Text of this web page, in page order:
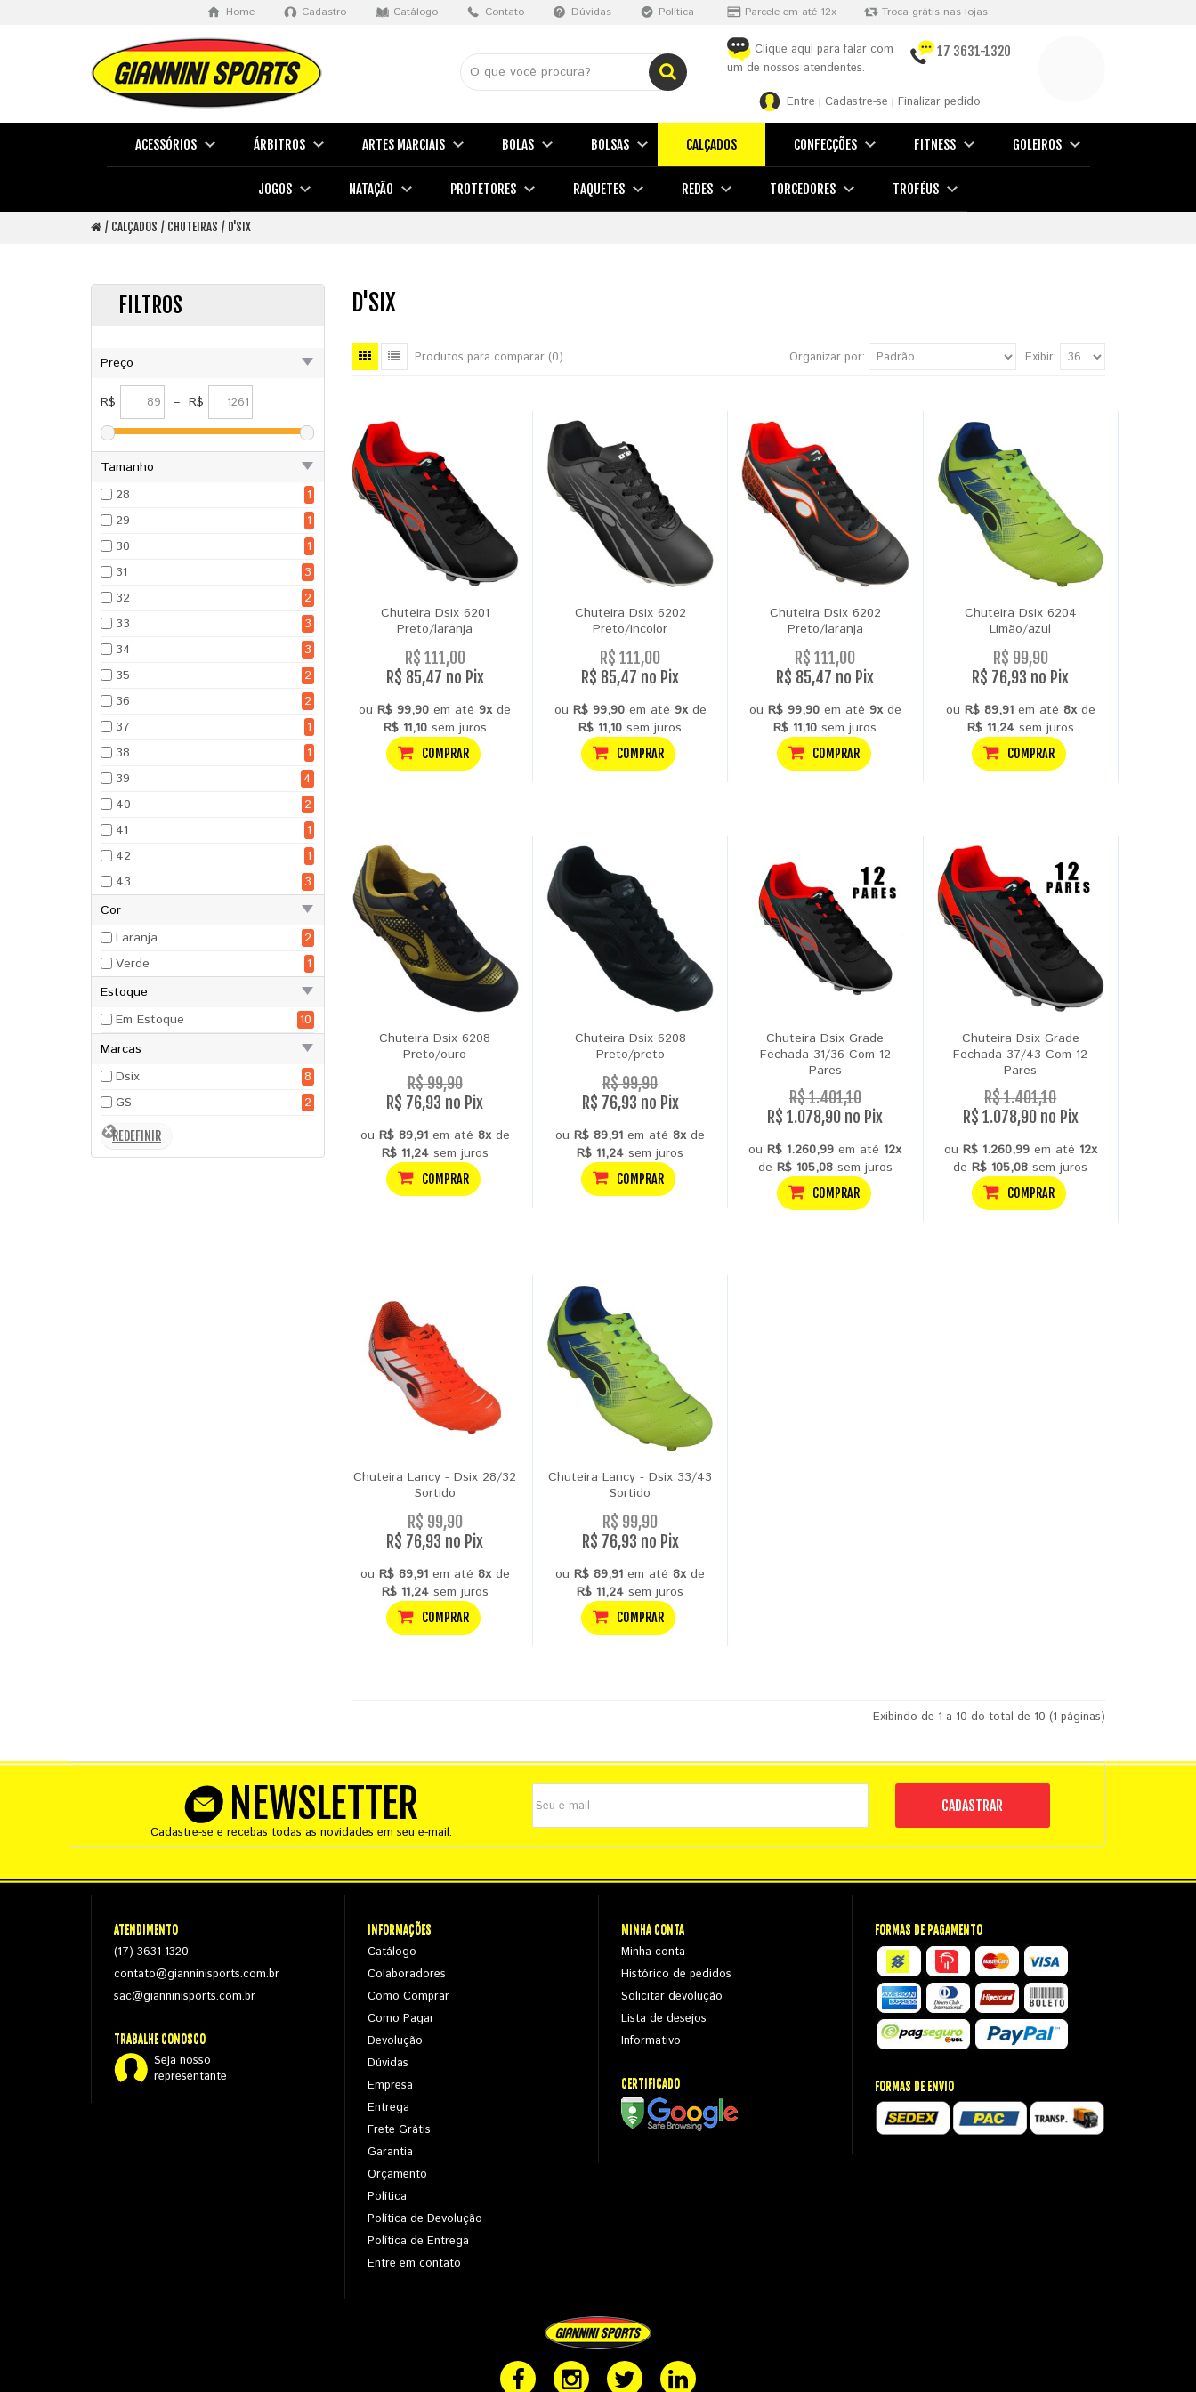
Home Cadastro Catálogo Contato Dúvidas Política Parcele em até 12x Troca grátis nas lojas
Clique aqui para falar com
um de nossos atendentes.
17 3631-1320
Entre | Cadastre-se | Finalizar pedido
ACESSÓRIOS ÁRBITROS ARTES MARCIAIS BOLAS BOLSAS CALÇADOS CONFECÇÕES FITNESS GOLEIROS
JOGOS NATAÇÃO PROTETORES RAQUETES REDES TORCEDORES TROFÉUS
CALÇADOS CHUTEIRAS D'SIX
FILTROS
Preço
R$ – R$
Tamanho
28
1
29
1
30
1
31
3
32
2
33
3
34
3
35
2
36
2
37
1
38
1
39
4
40
2
41
1
42
1
43
3
Cor
Laranja
2
Verde
1
Estoque
Em Estoque
10
Marcas
Dsix
8
GS
2
D'SIX
Exibir:
Organizar por:
Produtos para comparar (0)
Chuteira Dsix 6201
Preto/laranja
R$ 111,00
R$ 85,47 no Pix
ouR$ 99,90 em até9xde
R$ 11,10sem juros
COMPRAR
Chuteira Dsix 6202
Preto/incolor
R$ 111,00
R$ 85,47 no Pix
ou R$ 99,90em até 9xde
R$ 11,10 sem juros
COMPRAR
Chuteira Dsix 6202
Preto/laranja
R$ 111,00
R$ 85,47 no Pix
ou R$ 99,90em até 9xde
R$ 11,10 sem juros
COMPRAR
Chuteira Dsix 6204
Limão/azul
R$ 99,90
R$ 76,93 no Pix
ou R$ 89,91em até 8xde
R$ 11,24sem juros
COMPRAR
Chuteira Dsix 6208
Preto/ouro
R$ 99,90
R$ 76,93 no Pix
ou R$ 89,91em até 8xde
R$ 11,24sem juros
COMPRAR
Chuteira Dsix 6208
Preto/preto
R$ 99,90
R$ 76,93 no Pix
ouR$ 89,91 em até8xde
R$ 11,24 sem juros
COMPRAR
Chuteira Dsix Grade
Fechada 31/36 Com 12
Pares
R$ 1.401,10
R$ 1.078,90 no Pix
ouR$ 1.260,99 em até 12x
de R$ 105,08sem juros
COMPRAR
Chuteira Dsix Grade
Fechada 37/43 Com 12
Pares
R$ 1.401,10
R$ 1.078,90 no Pix
ou R$ 1.260,99em até 12x
deR$ 105,08 sem juros
COMPRAR
Chuteira Lancy - Dsix 28/32
Sortido
R$ 99,90
R$ 76,93 no Pix
ou R$ 89,91em até 8xde
R$ 11,24sem juros
COMPRAR
Chuteira Lancy - Dsix 33/43
Sortido
R$ 99,90
R$ 76,93 no Pix
ouR$ 89,91 em até8xde
R$ 11,24 sem juros
COMPRAR
Exibindo de 1 a 10 do total de 10 (1 páginas)
NEWSLETTER
Cadastre-se e recebas todas as novidades em seu e-mail.
CADASTRAR
ATENDIMENTO
(17) 3631-1320
contato@gianninisports.com.br
sac@gianninisports.com.br
TRABALHE CONOSCO
Seja nosso
representante
INFORMAÇÕES
Catálogo
Colaboradores
Como Comprar
Como Pagar
Devolução
Dúvidas
Empresa
Entrega
Frete Grátis
Garantia
Orçamento
Política
Política de Devolução
Política de Entrega
Entre em contato
MINHA CONTA
Minha conta
Histórico de pedidos
Solicitar devolução
Lista de desejos
Informativo
CERTIFICADO
FORMAS DE PAGAMENTO
FORMAS DE ENVIO